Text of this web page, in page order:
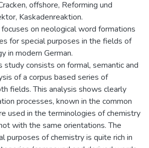
offshore, Reforming und
Kaskadenreaktion.
on neological word formations
for special purposes in the fields of
in modern German.
consists on formal, semantic and
of a corpus based series of
fields. This analysis shows clearly
processes, known in the common
used in the terminologies of chemistry
with the same orientations. The
purposes of chemistry is quite rich in